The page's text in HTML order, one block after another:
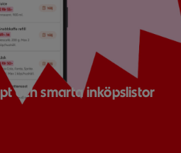
och smarta inköpslistor